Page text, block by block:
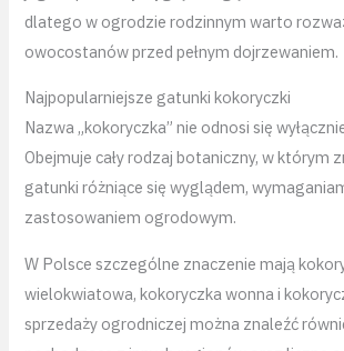
dlatego w ogrodzie rodzinnym warto
owocostanów przed pełnym dojrzewaniem.
Najpopularniejsze gatunki kokoryczki
Nazwa „kokoryczka” nie odnosi się
Obejmuje cały rodzaj botaniczny, w którym
gatunki różniące się wyglądem,
zastosowaniem ogrodowym.
W Polsce szczególne znaczenie mają
wielokwiatowa, kokoryczka wonna i
sprzedaży ogrodniczej można znaleźć